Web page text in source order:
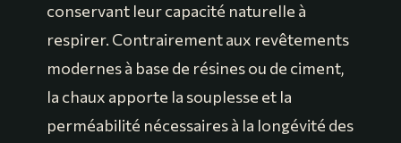
conservant leur capacité naturelle à
respirer. Contrairement aux revêtements
modernes à base de résines ou de ciment,
la chaux apporte la souplesse et la
perméabilité nécessaires à la longévité des